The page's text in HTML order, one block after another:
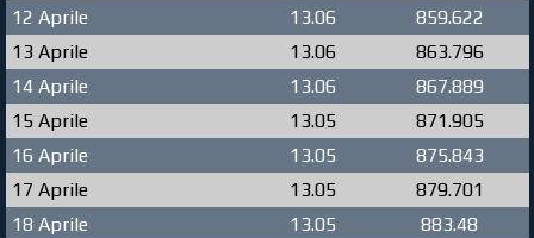
12 Aprile
13.06
859.622
13 Aprile
13.06
863.796
14 Aprile
13.06
867.889
15 Aprile
13.05
871.905
16 Aprile
13.05
875.843
17 Aprile
13.05
879.701
18 Aprile
13.05
883.48